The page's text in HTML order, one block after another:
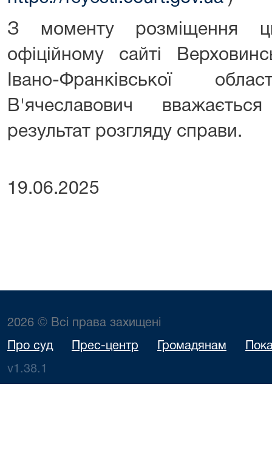
З моменту розміщення
офіційному сайті
Івано-Франківської
В'ячеславович
результат розгляду справи.
19.06.2025
2026 © Всі права захищені
Про суд Прес-центр Громадянам
v1.38.1